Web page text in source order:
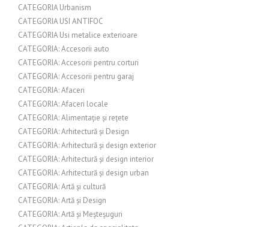
CATEGORIA Urbanism
CATEGORIA USI ANTIFOC
CATEGORIA Usi metalice exterioare
CATEGORIA: Accesorii auto
CATEGORIA: Accesorii pentru corturi
CATEGORIA: Accesorii pentru garaj
CATEGORIA: Afaceri
CATEGORIA: Afaceri locale
CATEGORIA: Alimentație și rețete
CATEGORIA: Arhitectură și Design
CATEGORIA: Arhitectură și design exterior
CATEGORIA: Arhitectură și design interior
CATEGORIA: Arhitectură și design urban
CATEGORIA: Artă și cultură
CATEGORIA: Artă și Design
CATEGORIA: Artă și Meșteșuguri